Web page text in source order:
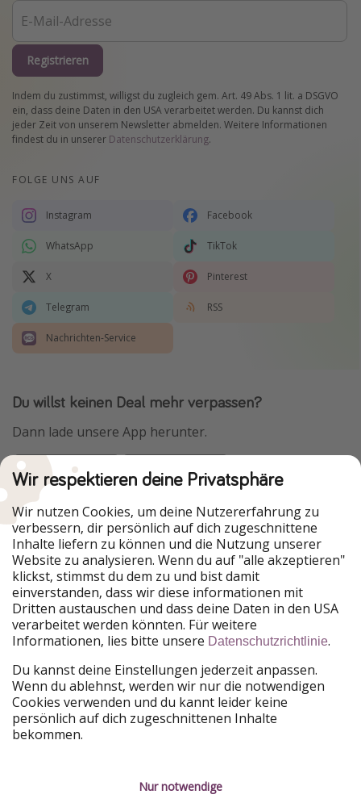
Registrieren
Indem du zustimmst, willigst du zugleich gem. Art. 49 Abs. 1 lit. a DSGVO
ein, dass deine Daten in den USA verarbeitet werden. Du kannst dich
jeder Zeit von unserem Newsletter abmelden. Weitere Informationen
findest du in unserer Datenschutzerklärung.
FOLGE UNS AUF
Instagram Facebook
WhatsApp TikTok
X Pinterest
Telegram RSS
Nachrichten-Service
Du willst keinen Deal mehr verpassen?
Dann lade unsere App herunter.
Urlaubspiraten ist Teil der HolidayPirates Group
Unsere Märkte
PiratinViaggio
HolidayPirates
VakantiePiraten
WakacyjniPiraci
VoyagesPirates
Ferienpiraten
Urlaubspiraten
ViajerosPiratas
TravelPirates
HolidayPirates Group
Lerne uns kennen
Über uns
Rechtliches
Wir respektieren deine Privatsphäre
Wir nutzen Cookies, um deine Nutzererfahrung zu
verbessern, dir persönlich auf dich zugeschnittene
Inhalte liefern zu können und die Nutzung unserer
Website zu analysieren. Wenn du auf "alle akzeptieren"
klickst, stimmst du dem zu und bist damit
einverstanden, dass wir diese informationen mit
Dritten austauschen und dass deine Daten in den USA
verarbeitet werden könnten. Für weitere
Informationen, lies bitte unsere Datenschutzrichtlinie.
Du kannst deine Einstellungen jederzeit anpassen.
Wenn du ablehnst, werden wir nur die notwendigen
Cookies verwenden und du kannt leider keine
persönlich auf dich zugeschnittenen Inhalte
bekommen.
Nur notwendige